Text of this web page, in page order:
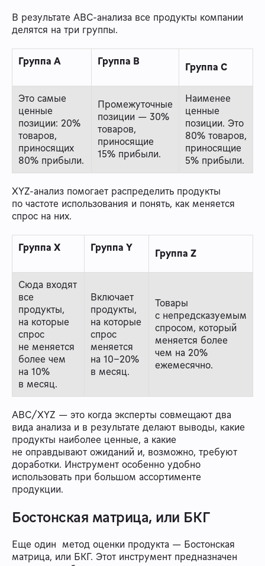
В результате ABC-анализа все продукты компании
делятся на три группы.
Группа А Группа B Группа С
Это самые
ценные
позиции: 20%
товаров,
приносящих
80% прибыли.
Промежуточные
позиции — 30%
товаров,
приносящие
15% прибыли.
Наименее
ценные
позиции. Это
80% товаров,
приносящие
5% прибыли.
XYZ-анализ помогает распределить продукты
по частоте использования и понять, как меняется
спрос на них.
Группа X Группа Y Группа Z
Сюда входят
все
продукты,
на которые
спрос
не меняется
более чем
на 10%
в месяц.
Включает
продукты,
на которые
спрос
меняется
на 10–20%
в месяц.
Товары
с непредсказуемым
спросом, который
меняется более
чем на 20%
ежемесячно.
ABC/XYZ — это когда эксперты совмещают два
вида анализа и в результате делают выводы, какие
продукты наиболее ценные, а какие
не оправдывают ожиданий и, возможно, требуют
доработки. Инструмент особенно удобно
использовать при большом ассортименте
продукции.
Бостонская матрица, или БКГ
Еще один метод оценки продукта — Бостонская
матрица, или БКГ. Этот инструмент предназначен